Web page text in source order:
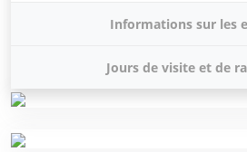
Informations sur les
Jours de visite et de